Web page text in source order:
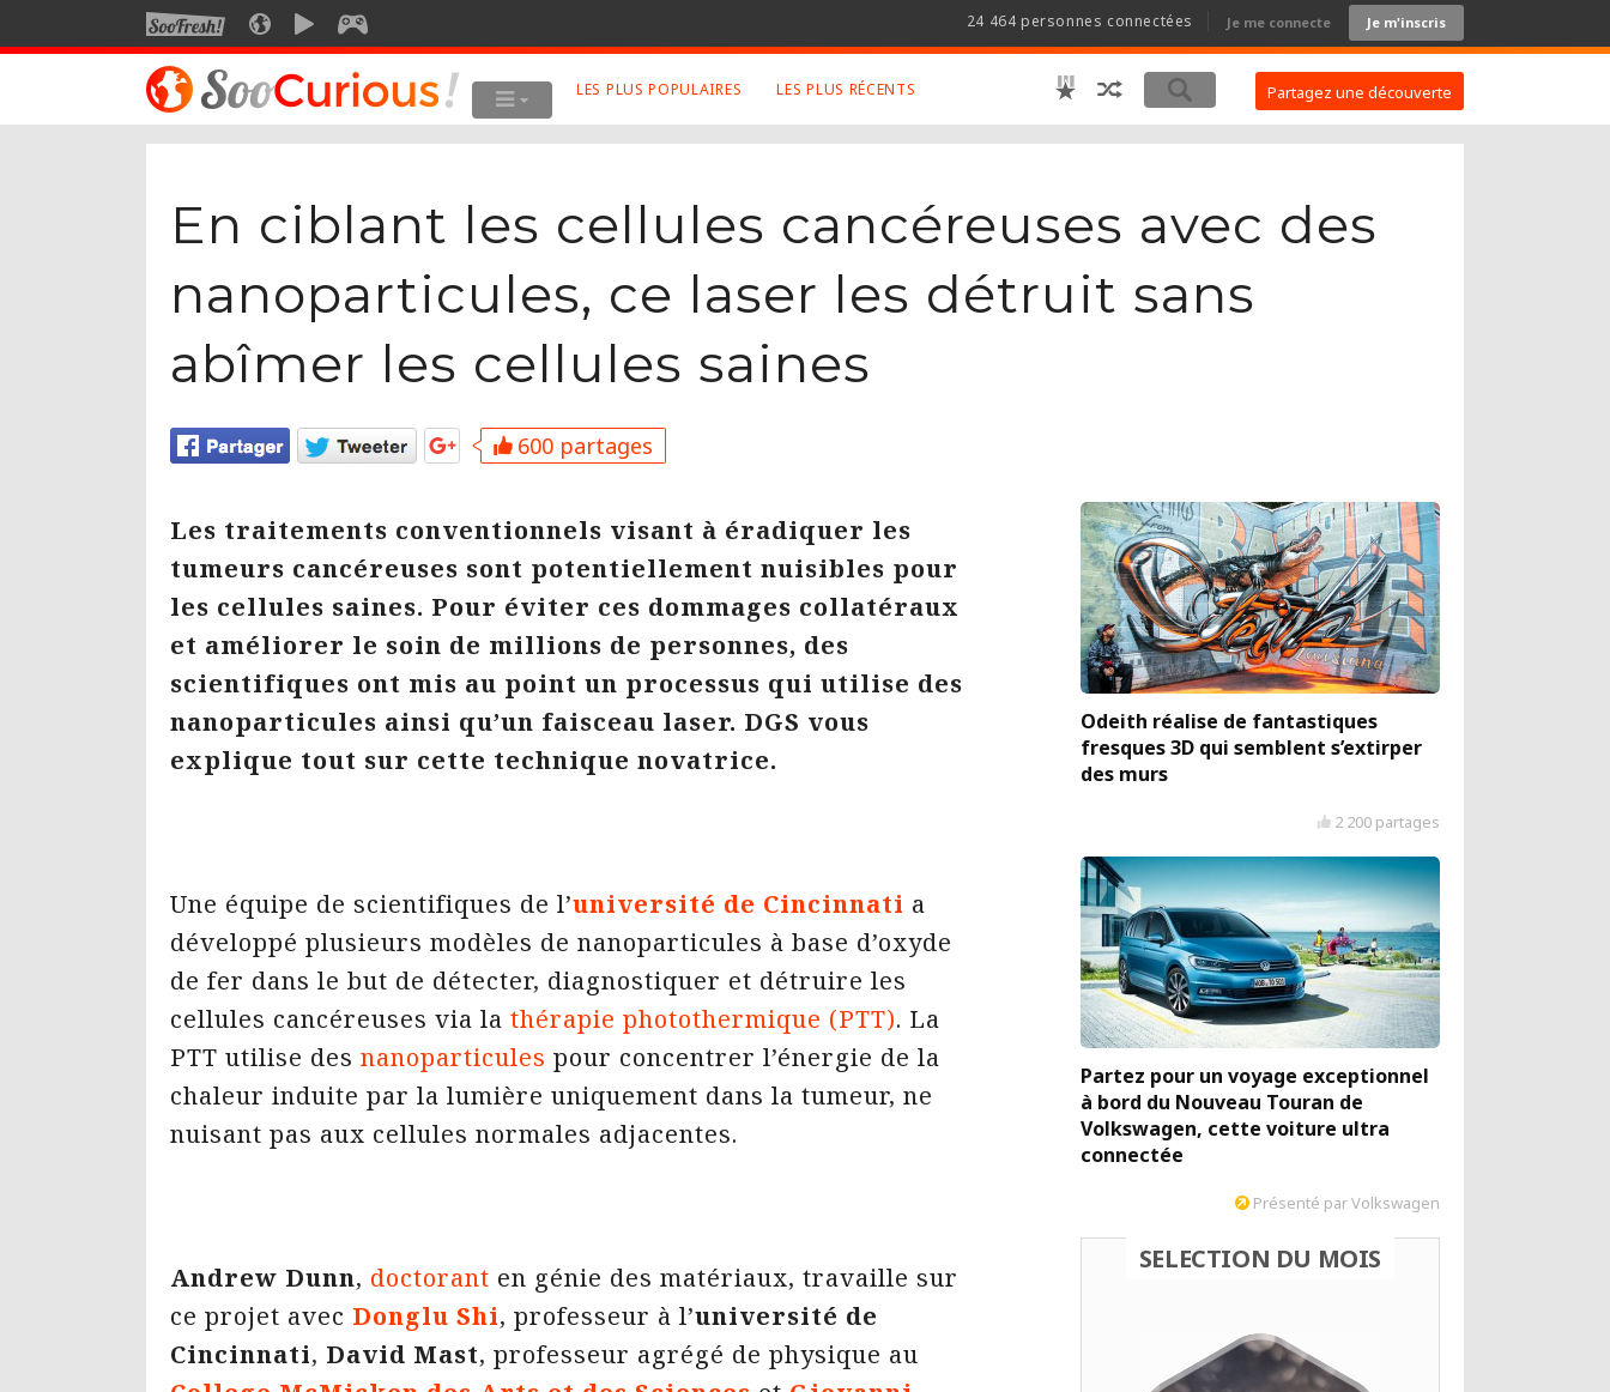
SOOFRESHSOOCURIOUSSOOMOTION Je me connecte Je m'inscris
24 464 personnes connectées
Voyage
Style de vie
Technologie
Art
Robot
Musique
Cinema
Twitter
Mentions Légales
Conditions Générales
LES PLUS POPULAIRES LES PLUS RÉCENTS Partagez une découverte
En ciblant les cellules cancéreuses avec des
nanoparticules, ce laser les détruit sans
abîmer les cellules saines
600 partages
Les traitements conventionnels visant à éradiquer les
tumeurs cancéreuses sont potentiellement nuisibles pour
les cellules saines. Pour éviter ces dommages collatéraux
et améliorer le soin de millions de personnes, des
scientifiques ont mis au point un processus qui utilise des
nanoparticules ainsi qu’un faisceau laser. DGS vous
explique tout sur cette technique novatrice.
Une équipe de scientifiques de l’université de Cincinnati a
développé plusieurs modèles de nanoparticules à base d’oxyde
de fer dans le but de détecter, diagnostiquer et détruire les
cellules cancéreuses via la thérapie photothermique (PTT). La
PTT utilise des nanoparticules pour concentrer l’énergie de la
chaleur induite par la lumière uniquement dans la tumeur, ne
nuisant pas aux cellules normales adjacentes.
Andrew Dunn, doctorant en génie des matériaux, travaille sur
ce projet avec Donglu Shi, professeur à l’université de
Cincinnati, David Mast, professeur agrégé de physique au
Odeith réalise de fantastiques
fresques 3D qui semblent s’extirper
des murs
2 200 partages
Partez pour un voyage exceptionnel
à bord du Nouveau Touran de
Volkswagen, cette voiture ultra
connectée
Présenté par Volkswagen
SELECTION DU MOIS